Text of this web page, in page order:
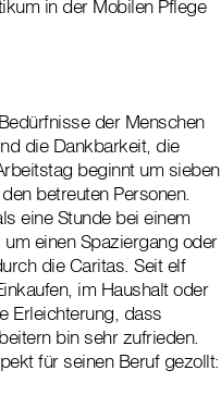
in der Mobilen Pflege
der Menschen
die Dankbarkeit, die
beginnt um sieben
betreuten Personen.
eine Stunde bei einem
einen Spaziergang oder
die Caritas. Seit elf
im Haushalt oder
Erleichterung, dass
bin sehr zufrieden.
für seinen Beruf gezollt: